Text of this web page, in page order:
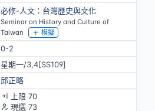
必修-人文：台灣歷史與文化
Seminar on History and Culture of
Taiwan
模擬
0-2
星期一/3,4[SS109]
邱正略
上限 70
現選 73